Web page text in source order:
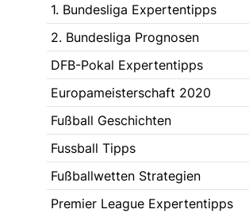
1. Bundesliga Expertentipps
2. Bundesliga Prognosen
DFB-Pokal Expertentipps
Europameisterschaft 2020
Fußball Geschichten
Fussball Tipps
Fußballwetten Strategien
Premier League Expertentipps